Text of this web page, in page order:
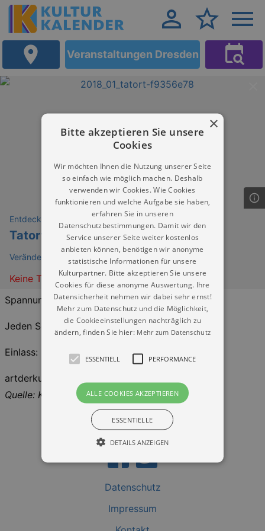
Veranstaltungen Dresden
Entdeckungen
Tatort
VeränderBar Dresden
Keine Termine
Spannung gemeinsam erleben.
Jeden Sonntag gibt's den Tatort bei uns.
Einlass: 20 Uhr
artderkultur / veränderbar
Quelle: Kulturkalender Dresden
Datenschutz
Impressum
×
Bitte akzeptieren Sie unsere
Cookies
Wir möchten Ihnen die Nutzung unserer Seite
so einfach wie möglich machen. Deshalb
verwenden wir Cookies. Wie Cookies
funktionieren und welche Aufgabe sie haben,
erfahren Sie in unseren
Datenschutzbestimmungen. Damit wir den
Service unserer Seite weiter kostenlos
anbieten können, benötigen wir anonyme
statistische Informationen für unsere
Kulturpartner. Bitte akzeptieren Sie unsere
Cookies für diese anonyme Auswertung. Ihre
Datensicherheit nehmen wir dabei sehr ernst!
Mehr zum Datenschutz und die Möglichkeit,
die Cookieeinstellungen nachträglich zu
ändern, finden Sie hier: Mehr zum Datenschutz
ESSENTIELL PERFORMANCE
ALLE COOKIES AKZEPTIEREN
ESSENTIELLE
DETAILS ANZEIGEN
Essentiell Performance
Essentielle Cookies werden für die
gebraucht. Zum Beispiel für das Login in Ihren